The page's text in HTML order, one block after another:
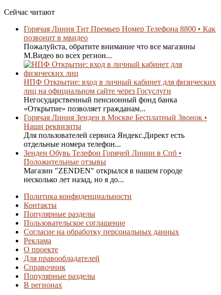
Сейчас читают
Горячая Линия Тнт Премьер Номер Телефона 8800 • Как
позвонит в мвидео
Пожалуйста, обратите внимание что все магазины
М.Видео во всех регион...
НПФ Открытие: вход в личный кабинет для физических
лиц на официальном сайте через Госуслуги
Негосударственный пенсионный фонд банка
«Открытие» позволяет гражданам...
Горячая Линия Зенден в Москве Бесплатный Звонок •
Наши реквизиты
Для пользователей сервиса Яндекс.Директ есть
отдельные номера телефон...
Зенден Обувь Телефон Горячей Линии в Спб •
Положительные отзывы
Магазин "ZENDEN" открылся в нашем городе
несколько лет назад, но я до...
Политика конфиденциальности
Контакты
Популярные разделы
Пользовательское соглашение
Согласие на обработку персональных данных
Реклама
О проекте
Для правообладателей
Справочник
Популярные разделы
В регионах